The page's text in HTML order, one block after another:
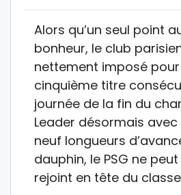
Alors qu’un seul point
bonheur, le club
nettement imposé
cinquième titre
journée de la fin du
Leader désormais
neuf longueurs
dauphin, le PSG ne
rejoint en tête du